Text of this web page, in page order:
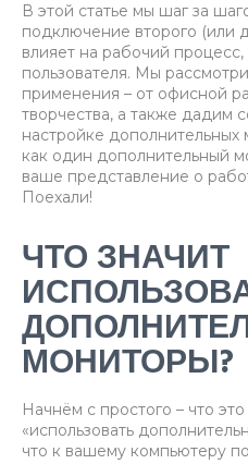
В этой статье мы шаг за
подключение второго (или
влияет на рабочий
пользователя. Мы
применения – от офисной
творчества, а также дадим
настройке дополнительных
как один дополнительный
ваше представление о
Поехали!
ЧТО ЗНАЧИТ
МОНИТОРЫ?
Начнём с простого – что
«использовать
что к вашему компьютеру